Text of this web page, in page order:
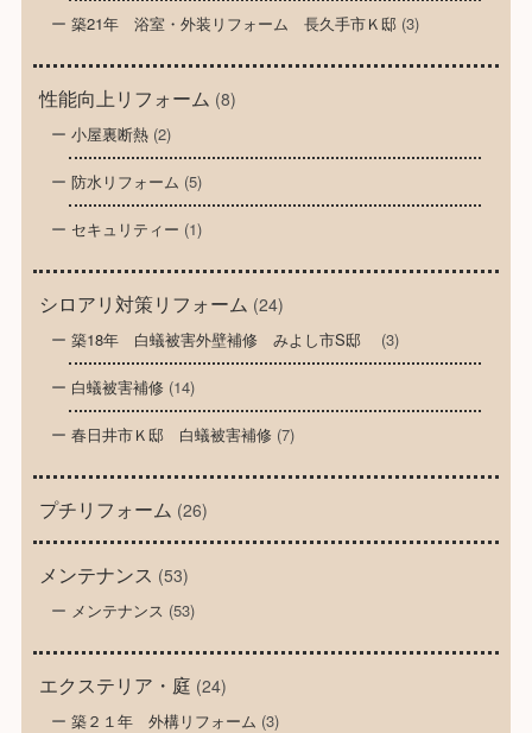
築21年 浴室・外装リフォーム 長久手市Ｋ邸(3)
性能向上リフォーム (8)
小屋裏断熱(2)
防水リフォーム (5)
セキュリティー (1)
シロアリ対策リフォーム (24)
築18年 白蟻被害外壁補修 みよし市S邸 (3)
白蟻被害補修(14)
春日井市Ｋ邸 白蟻被害補修(7)
プチリフォーム (26)
メンテナンス (53)
メンテナンス (53)
エクステリア・庭 (24)
築２１年 外構リフォーム (3)